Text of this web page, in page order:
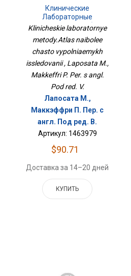
Клинические
Лабораторные
Методы.Атлас Наиболее
Часто Выполняемых
Исследований
Klinicheskie laboratornye
metody.Atlas naibolee
chasto vypolniaemykh
issledovanii , Laposata M.,
Makkeffri P. Per. s angl.
Pod red. V.
Лапосата М.,
Маккэффри П. Пер. с
англ. Под ред. В.
Артикул: 1463979
$90.71
Доставка за 14–20 дней
КУПИТЬ